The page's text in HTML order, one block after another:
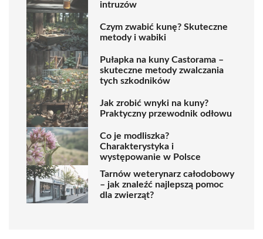
intruzów
Czym zwabić kunę? Skuteczne
metody i wabiki
Pułapka na kuny Castorama –
skuteczne metody zwalczania
tych szkodników
Jak zrobić wnyki na kuny?
Praktyczny przewodnik odłowu
Co je modliszka?
Charakterystyka i
występowanie w Polsce
Tarnów weterynarz całodobowy
– jak znaleźć najlepszą pomoc
dla zwierząt?